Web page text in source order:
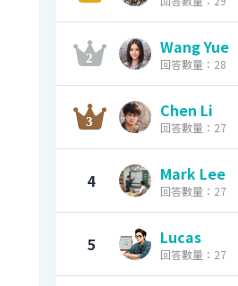
Wang Yue
回答數量：28
Chen Li
回答數量：27
4 Mark Lee
回答數量：27
5 Lucas
回答數量：27